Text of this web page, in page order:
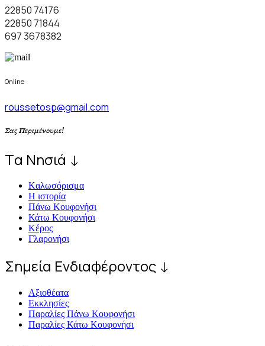
22850 74176
22850 71844
697 3678382
Online
roussetosp@gmail.com
Σας Περιμένουμε!
Tα Νησιά ↓
Kαλωσόρισμα
Η ιστορία
Πάνω Κουφονήσι
Κάτω Κουφονήσι
Κέρος
Γλαρονήσι
Σημεία Ενδιαφέροντος ↓
Αξιοθέατα
Εκκλησίες
Παραλίες Πάνω Κουφονήσι
Παραλίες Κάτω Κουφονήσι